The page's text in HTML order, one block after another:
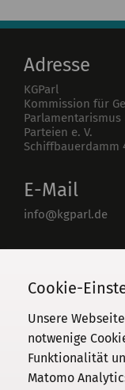
Adresse
KGParl
Kommission für
Parteien e. V.
Schiffbauerdamm
E-Mail
info@kgparl.de
030 / 206
Kommission
Cookie-
Unsere
notwenige
Funktionalität
Matomo